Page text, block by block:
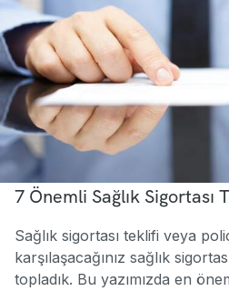
7 Önemli Sağlık Sigortası
Sağlık sigortası teklifi veya
karşılaşacağınız sağlık
topladık. Bu yazımızda en